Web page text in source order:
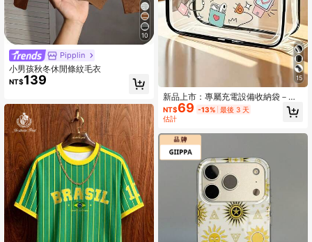
10
Pipplin
小男孩秋冬休閒條紋毛衣
NT$139 15
新品上市：專屬充電設備收納袋－透
明盥洗包、旅行必備便攜拉鍊化妝
包、海灘透明 PVC 盥洗包、防水收納
袋、透明收納整理袋、線材與 USB 收
納袋、符合機場航空標準的 PVC 化妝
包（專為收納充電器、線材與行動電
源設計）
NT$69 -13% 最後 3 天
估計